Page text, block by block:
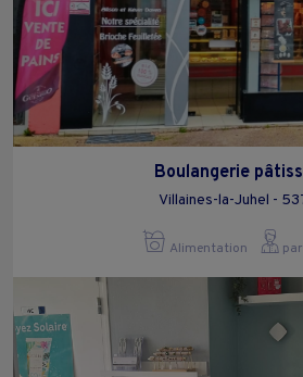
Boulangerie
Villaines-la-Juhel -
Alimentation